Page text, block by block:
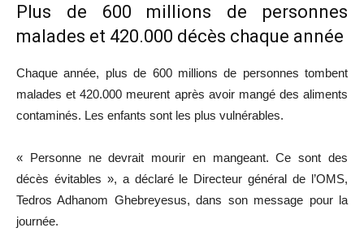
Plus de 600 millions de personnes
malades et 420.000 décès chaque année
Chaque année, plus de 600 millions de personnes tombent
malades et 420.000 meurent après avoir mangé des aliments
contaminés. Les enfants sont les plus vulnérables.
« Personne ne devrait mourir en mangeant. Ce sont des
décès évitables », a déclaré le Directeur général de l’OMS,
Tedros Adhanom Ghebreyesus, dans son message pour la
journée.